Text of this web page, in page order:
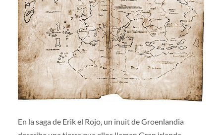
En la saga de Erik el Rojo, un inuit de Groenlandia